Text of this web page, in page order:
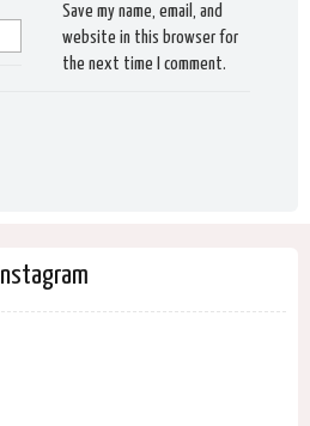
Save my name, email, and
website in this browser for
the next time I comment.
Instagram